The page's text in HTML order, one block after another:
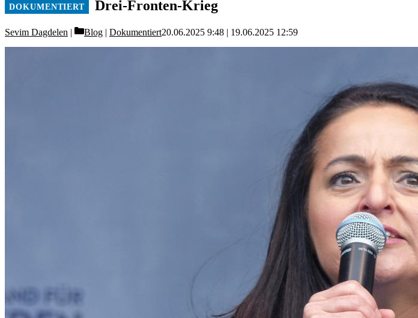
Drei-Fronten-Krieg
Sevim Dagdelen Categories
Blog | Dokumentiert20.06.2025 9:48 19.06.2025 12:59